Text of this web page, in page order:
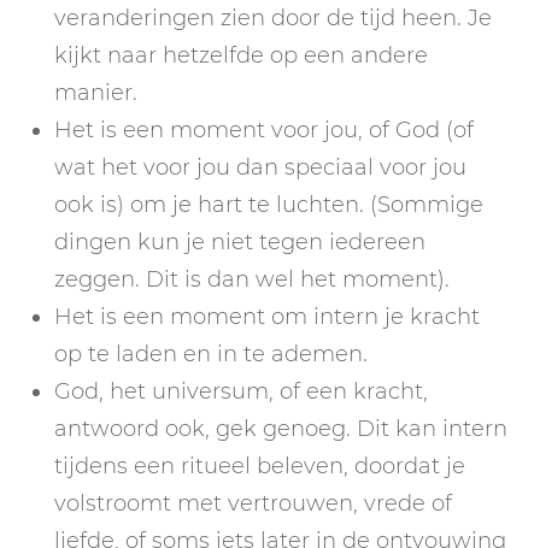
veranderingen zien door de tijd heen. Je
kijkt naar hetzelfde op een andere
manier.
Het is een moment voor jou, of God (of
wat het voor jou dan speciaal voor jou
ook is) om je hart te luchten. (Sommige
dingen kun je niet tegen iedereen
zeggen. Dit is dan wel het moment).
Het is een moment om intern je kracht
op te laden en in te ademen.
God, het universum, of een kracht,
antwoord ook, gek genoeg. Dit kan intern
tijdens een ritueel beleven, doordat je
volstroomt met vertrouwen, vrede of
liefde, of soms iets later in de ontvouwing